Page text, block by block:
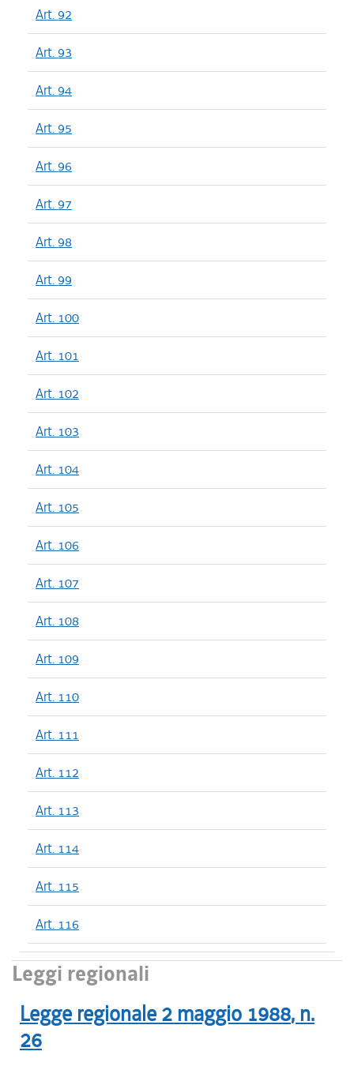
Art. 92
Art. 93
Art. 94
Art. 95
Art. 96
Art. 97
Art. 98
Art. 99
Art. 100
Art. 101
Art. 102
Art. 103
Art. 104
Art. 105
Art. 106
Art. 107
Art. 108
Art. 109
Art. 110
Art. 111
Art. 112
Art. 113
Art. 114
Art. 115
Art. 116
Leggi regionali
Legge regionale 2 maggio 1988, n.
26